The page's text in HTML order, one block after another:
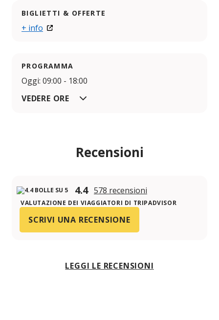
BIGLIETTI & OFFERTE
+ info
PROGRAMMA
Oggi: 09:00 - 18:00
VEDERE ORE
Recensioni
4.4 578 recensioni
VALUTAZIONE DEI VIAGGIATORI DI TRIPADVISOR
SCRIVI UNA RECENSIONE
LEGGI LE RECENSIONI